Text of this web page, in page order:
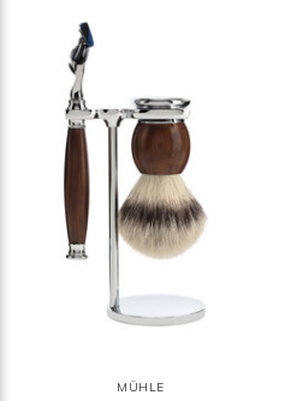
MÜHLE